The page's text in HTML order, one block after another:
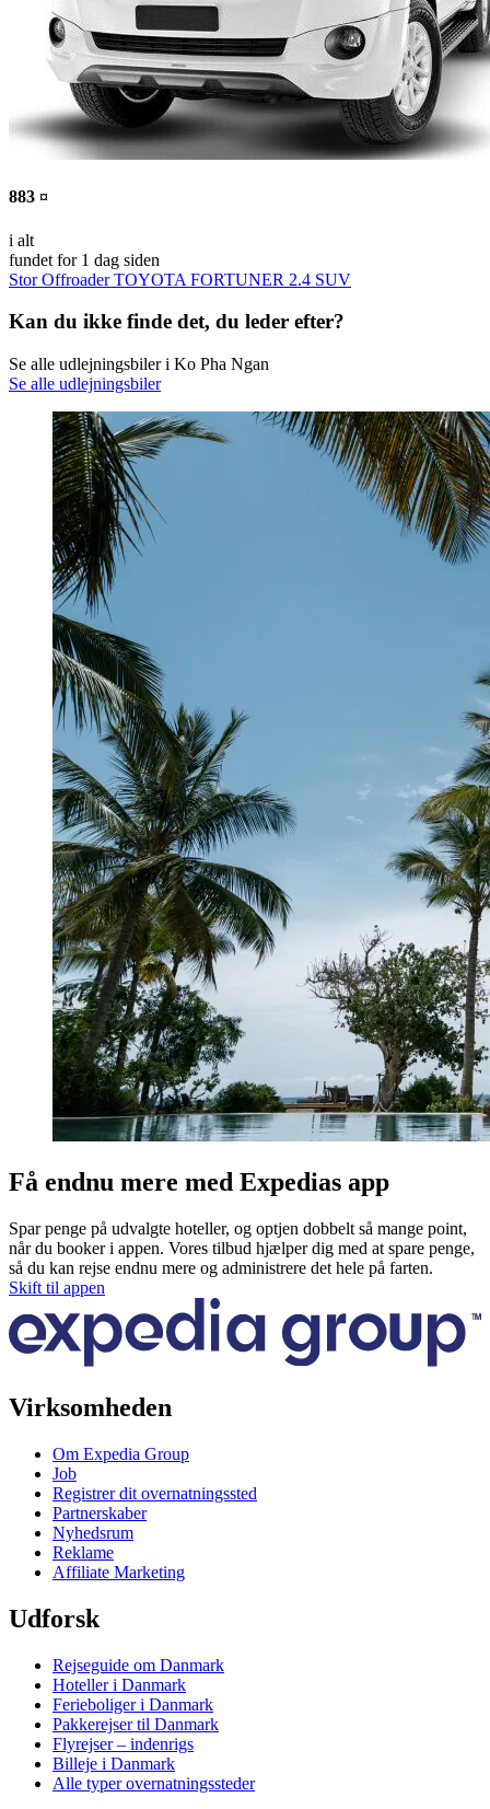
883 ¤
i alt
fundet for 1 dag siden
Stor Offroader TOYOTA FORTUNER 2.4 SUV
Kan du ikke finde det, du leder efter?
Se alle udlejningsbiler i Ko Pha Ngan
Se alle udlejningsbiler
Få endnu mere med Expedias app
Spar penge på udvalgte hoteller, og optjen dobbelt så mange point,
når du booker i appen. Vores tilbud hjælper dig med at spare penge,
så du kan rejse endnu mere og administrere det hele på farten.
Skift til appen
Virksomheden
Om Expedia Group
Job
Registrer dit overnatningssted
Partnerskaber
Nyhedsrum
Reklame
Affiliate Marketing
Udforsk
Rejseguide om Danmark
Hoteller i Danmark
Ferieboliger i Danmark
Pakkerejser til Danmark
Flyrejser – indenrigs
Billeje i Danmark
Alle typer overnatningssteder